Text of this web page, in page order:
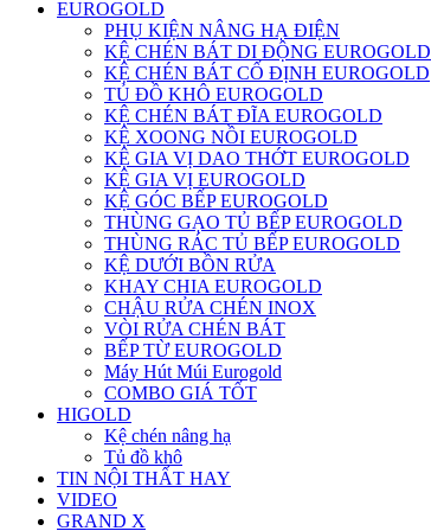
EUROGOLD
PHỤ KIỆN NÂNG HẠ ĐIỆN
KỆ CHÉN BÁT DI ĐỘNG EUROGOLD
KỆ CHÉN BÁT CỐ ĐỊNH EUROGOLD
TỦ ĐỒ KHÔ EUROGOLD
KỆ CHÉN BÁT ĐĨA EUROGOLD
KỆ XOONG NỒI EUROGOLD
KỆ GIA VỊ DAO THỚT EUROGOLD
KỆ GIA VỊ EUROGOLD
KỆ GÓC BẾP EUROGOLD
THÙNG GẠO TỦ BẾP EUROGOLD
THÙNG RÁC TỦ BẾP EUROGOLD
KỆ DƯỚI BỒN RỬA
KHAY CHIA EUROGOLD
CHẬU RỬA CHÉN INOX
VÒI RỬA CHÉN BÁT
BẾP TỪ EUROGOLD
Máy Hút Múi Eurogold
COMBO GIÁ TỐT
HIGOLD
Kệ chén nâng hạ
Tủ đồ khô
TIN NỘI THẤT HAY
VIDEO
GRAND X